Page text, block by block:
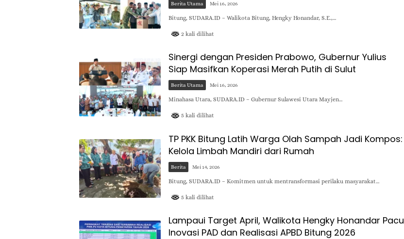
Berita Utama Mei 16, 2026
​Bitung, SUDARA.ID – Walikota Bitung, Hengky Honandar, S.E.,…
2 kali dilihat
Sinergi dengan Presiden Prabowo, Gubernur Yulius
Siap Masifkan Koperasi Merah Putih di Sulut
Berita Utama Mei 16, 2026
Minahasa Utara, SUDARA.ID – Gubernur Sulawesi Utara Mayjen…
5 kali dilihat
TP PKK Bitung Latih Warga Olah Sampah Jadi Kompos:
Kelola Limbah Mandiri dari Rumah
Berita Mei 14, 2026
Bitung, SUDARA.ID – Komitmen untuk mentransformasi perilaku masyarakat…
5 kali dilihat
Lampaui Target April, Walikota Hengky Honandar Pacu
Inovasi PAD dan Realisasi APBD Bitung 2026